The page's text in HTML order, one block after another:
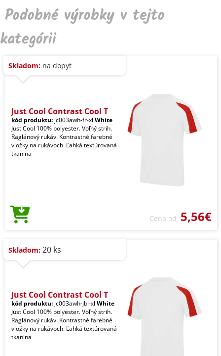
Podobné výrobky v tejto
kategórii
Skladom: na dopyt
Just Cool Contrast Cool T
kód produktu: jc003awh-fr-xl White
Just Cool 100% polyester. Voľný strih.
Raglánový rukáv. Kontrastné farebné
vložky na rukávoch. Ľahká textúrovaná
tkanina
Cena od 5,56€
Skladom: 20 ks
Just Cool Contrast Cool T
kód produktu: jc003awh-jbl-xl White
Just Cool 100% polyester. Voľný strih.
Raglánový rukáv. Kontrastné farebné
vložky na rukávoch. Ľahká textúrovaná
tkanina